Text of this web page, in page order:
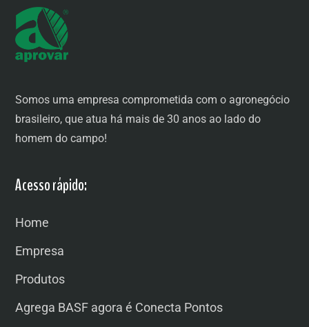
Somos uma empresa comprometida com o agronegócio
brasileiro, que atua há mais de 30 anos ao lado do
homem do campo!
Acesso rápido:
Home
Empresa
Produtos
Agrega BASF agora é Conecta Pontos